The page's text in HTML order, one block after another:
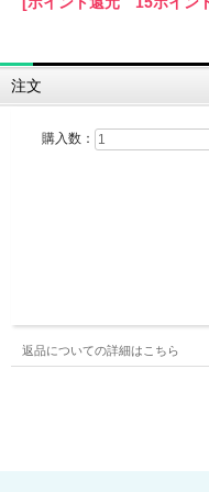
注文
購入数：
返品についての詳細はこちら